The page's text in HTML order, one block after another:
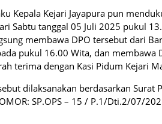
Kepala Kejari Jayapura pun
Sabtu tanggal 05 Juli 2025 pukul
membawa DPO tersebut dari
pukul 16.00 Wita, dan membawa
terima dengan Kasi Pidum Kejari
dilaksanakan berdasarkan Surat
SP.OPS – 15 / P.1/Dti.2/07/